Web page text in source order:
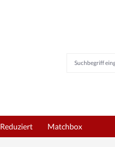
Reduziert Matchbox